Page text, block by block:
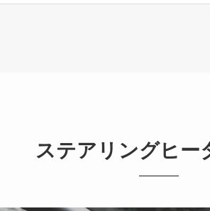
ステアリングヒー